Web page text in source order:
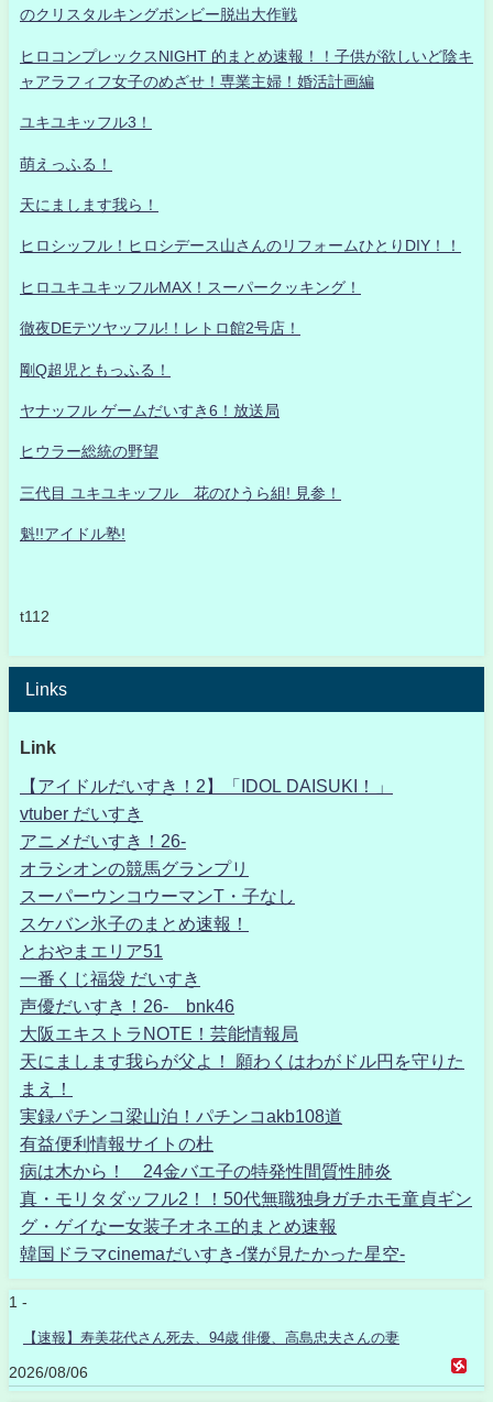
のクリスタルキングボンビー脱出大作戦
ヒロコンプレックスNIGHT 的まとめ速報！！子供が欲しいど陰キ
ャアラフィフ女子のめざせ！専業主婦！婚活計画編
ユキユキッフル3！
萌えっふる！
天にまします我ら！
ヒロシッフル！ヒロシデース山さんのリフォームひとりDIY！！
ヒロユキユキッフルMAX！スーパークッキング！
徹夜DEテツヤッフル!！レトロ館2号店！
剛Q超児ともっふる！
ヤナッフル ゲームだいすき6！放送局
ヒウラー総統の野望
三代目 ユキユキッフル 花のひうら組! 見参！
魁!!アイドル塾!
t112
Links
Link
【アイドルだいすき！2】「IDOL DAISUKI！」
vtuber だいすき
アニメだいすき！26-
オラシオンの競馬グランプリ
スーパーウンコウーマンT・子なし
スケバン氷子のまとめ速報！
とおやまエリア51
一番くじ福袋 だいすき
声優だいすき！26- bnk46
大阪エキストラNOTE！芸能情報局
天にまします我らが父よ！ 願わくはわがドル円を守りた
まえ！
実録パチンコ梁山泊！パチンコakb108道
有益便利情報サイトの杜
病は木から！ 24金バエ子の特発性間質性肺炎
真・モリタダッフル2！！50代無職独身ガチホモ童貞ギン
グ・ゲイなー女装子オネエ的まとめ速報
韓国ドラマcinemaだいすき-僕が見たかった星空-
1 -
【速報】寿美花代さん死去、94歳 俳優、高島忠夫さんの妻
2026/08/06